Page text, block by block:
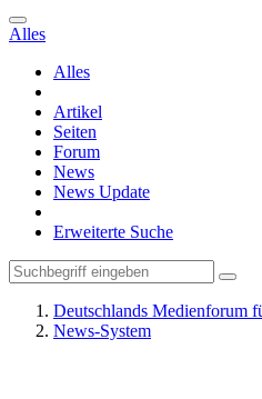
Alles
Alles
Artikel
Seiten
Forum
News
News Update
Erweiterte Suche
Deutschlands Medienforum
News-System